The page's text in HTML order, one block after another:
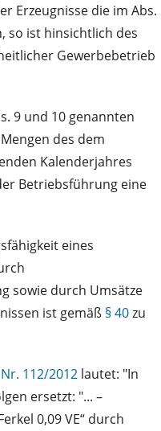
Erzeugnisse die im Abs.
so ist hinsichtlich des
Gewerbebetrieb
9 und 10 genannten
des dem
Kalenderjahres
Betriebsführung eine
eines
sowie durch Umsätze
ist gemäß § 40zu
Nr. 112/2012 lautet: "In
ersetzt: "... –
0,09 VE“ durch